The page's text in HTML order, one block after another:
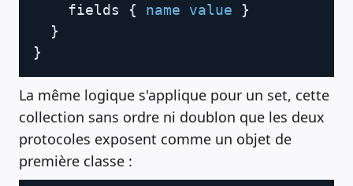
fields
{ name value
}
}
}
La même logique s'applique pour un set, cette
collection sans ordre ni doublon que les deux
protocoles exposent comme un objet de
première classe :